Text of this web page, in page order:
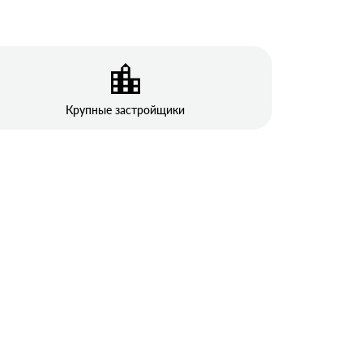
Крупные застройщики